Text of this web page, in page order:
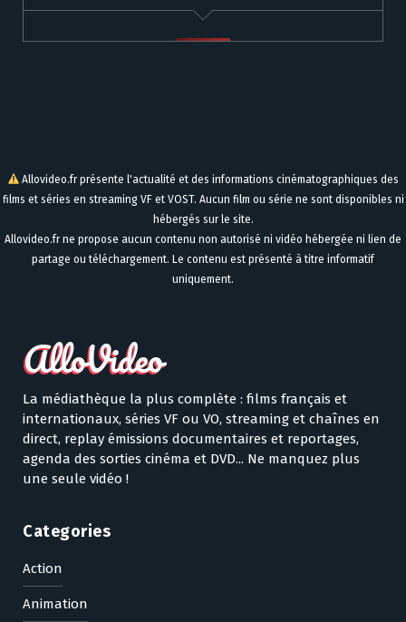
Allovideo.fr présente l'actualité et des informations cinématographiques des
films et séries en streaming VF et VOST. Aucun film ou série ne sont disponibles ni
hébergés sur le site.
Allovideo.fr ne propose aucun contenu non autorisé ni vidéo hébergée ni lien de
partage ou téléchargement. Le contenu est présenté à titre informatif
uniquement.
La médiathèque la plus complète : films français et
internationaux, séries VF ou VO, streaming et chaînes en
direct, replay émissions documentaires et reportages,
agenda des sorties cinéma et DVD... Ne manquez plus
une seule vidéo !
Categories
Action
Animation